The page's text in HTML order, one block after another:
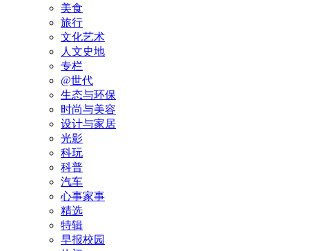
美食
旅行
文化艺术
人文史地
专栏
@世代
生态与环保
时尚与美容
设计与家居
光影
科玩
科普
汽车
心事家事
精选
特辑
早报校园